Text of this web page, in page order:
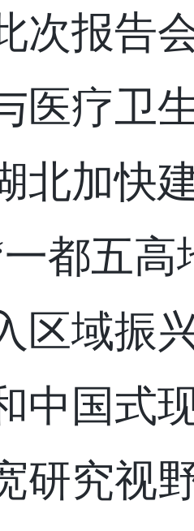
次报告
医疗卫
北加快
都五
区域振
中国式
研究视